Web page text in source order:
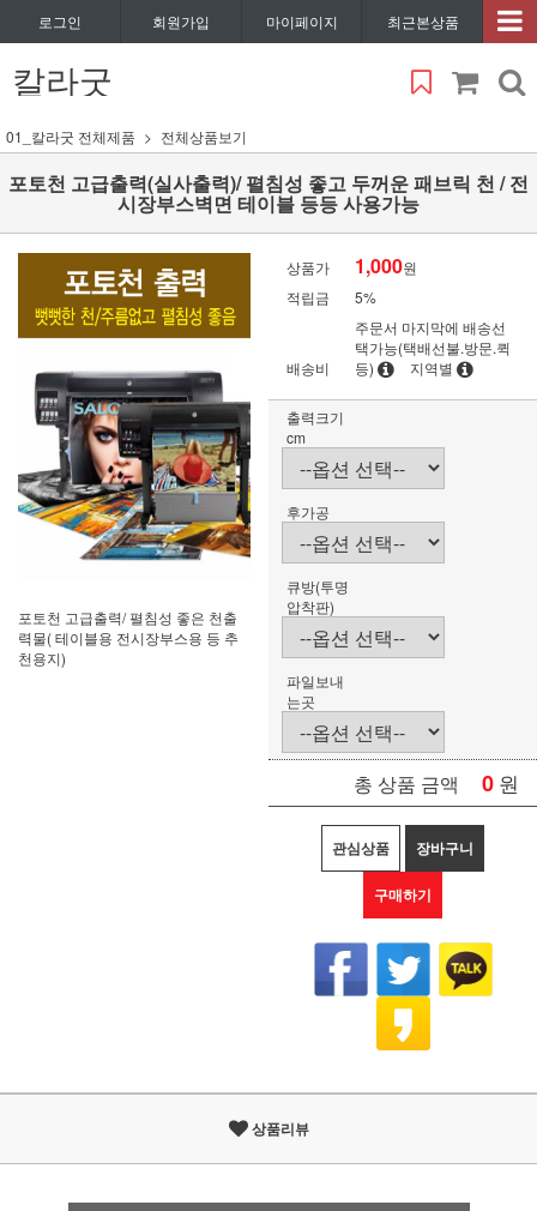
로그인 회원가입 마이페이지 최근본상품
칼라굿
01_칼라굿 전체제품 전체상품보기
포토천 고급출력(실사출력)/ 펼침성 좋고 두꺼운 패브릭 천 / 전
시장부스벽면 테이블 등등 사용가능
포토천 고급출력/ 펼침성 좋은 천출
력물( 테이블용 전시장부스용 등 추
천용지)
상품가 1,000원
적립금
5%
배송비
주문서 마지막에 배송선
택가능(택배선불.방문.퀵
등)
지역별
출력크기
cm
후가공
큐방(투명
압착판)
파일보내
는곳
총 상품 금액 0 원
관심상품 장바구니
구매하기
상품리뷰